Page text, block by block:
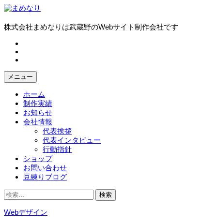
コ
テ
キ
ッ
株式会社まめなりは武蔵野のWebサイト制作会社です
メニュー
ホーム
制作実績
お知らせ
会社情報
代表挨拶
代表インタビュー
行動指針
ショップ
お問い合わせ
豆練りブログ
検
索:
Webデザイン